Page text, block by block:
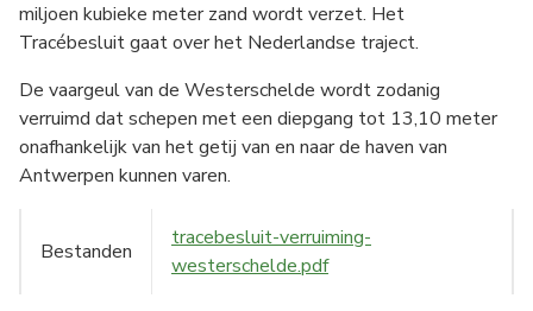
miljoen kubieke meter zand wordt verzet. Het
Tracébesluit gaat over het Nederlandse traject.
De vaargeul van de Westerschelde wordt zodanig
verruimd dat schepen met een diepgang tot 13,10 meter
onafhankelijk van het getij van en naar de haven van
Antwerpen kunnen varen.
Bestanden
tracebesluit-verruiming-
westerschelde.pdf